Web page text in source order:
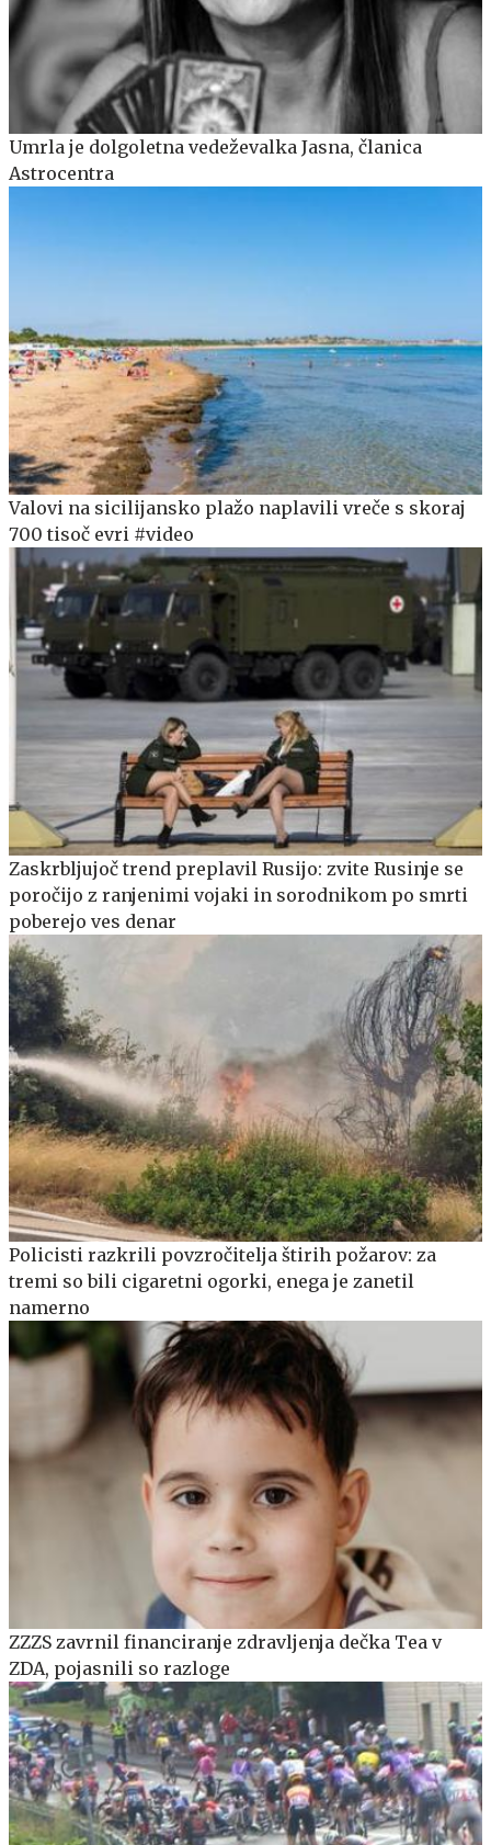
Umrla je dolgoletna vedeževalka Jasna, članica
Astrocentra
Valovi na sicilijansko plažo naplavili vreče s skoraj
700 tisoč evri #video
Zaskrbljujoč trend preplavil Rusijo: zvite Rusinje se
poročijo z ranjenimi vojaki in sorodnikom po smrti
poberejo ves denar
Policisti razkrili povzročitelja štirih požarov: za
tremi so bili cigaretni ogorki, enega je zanetil
namerno
ZZZS zavrnil financiranje zdravljenja dečka Tea v
ZDA, pojasnili so razloge